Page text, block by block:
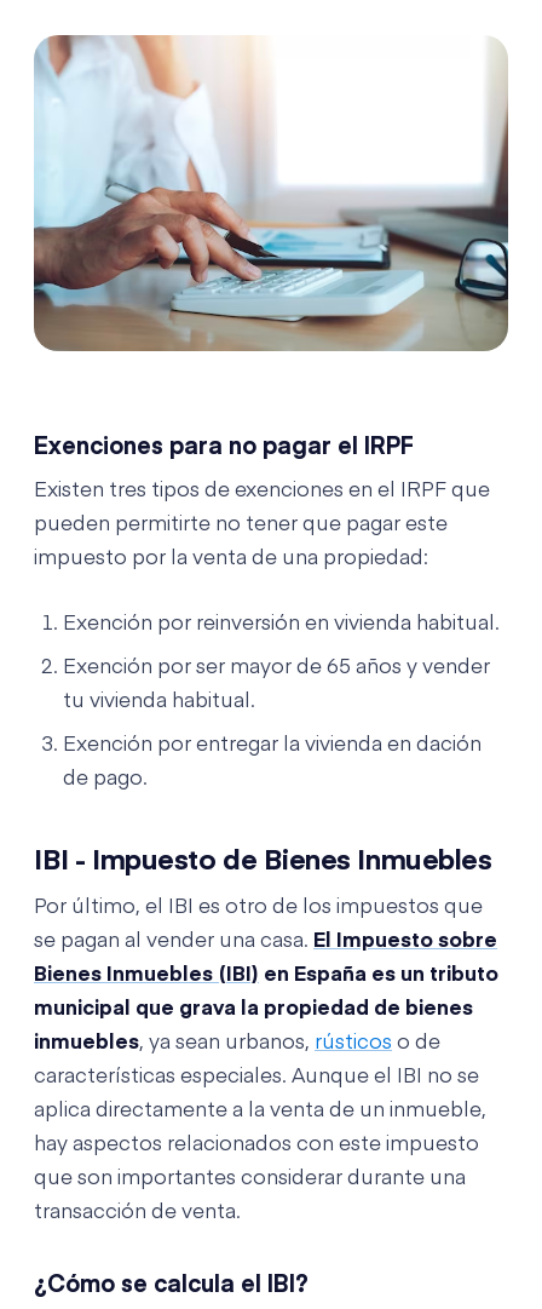
Exenciones para no pagar el IRPF
Existen tres tipos de exenciones en el IRPF que
pueden permitirte no tener que pagar este
impuesto por la venta de una propiedad:
Exención por reinversión en vivienda habitual.
Exención por ser mayor de 65 años y vender
tu vivienda habitual.
Exención por entregar la vivienda en dación
de pago.
IBI - Impuesto de Bienes Inmuebles
Por último, el IBI es otro de los impuestos que
se pagan al vender una casa. El Impuesto sobre
Bienes Inmuebles (IBI) en España es un tributo
municipal que grava la propiedad de bienes
inmuebles, ya sean urbanos, rústicos o de
características especiales. Aunque el IBI no se
aplica directamente a la venta de un inmueble,
hay aspectos relacionados con este impuesto
que son importantes considerar durante una
transacción de venta.
¿Cómo se calcula el IBI?